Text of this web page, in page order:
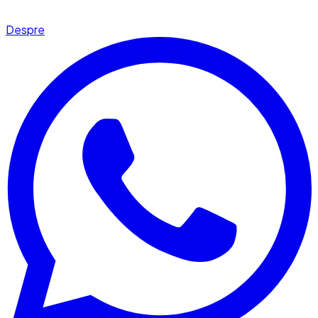
Despre